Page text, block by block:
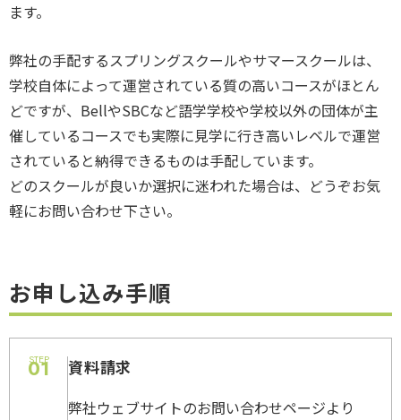
ます。
弊社の手配するスプリングスクールやサマースクールは、
学校自体によって運営されている質の高いコースがほとん
どですが、BellやSBCなど語学学校や学校以外の団体が主
催しているコースでも実際に見学に行き高いレベルで運営
されていると納得できるものは手配しています。
どのスクールが良いか選択に迷われた場合は、どうぞお気
軽にお問い合わせ下さい。
お申し込み手順
STEP
01 資料請求
弊社ウェブサイトのお問い合わせページより